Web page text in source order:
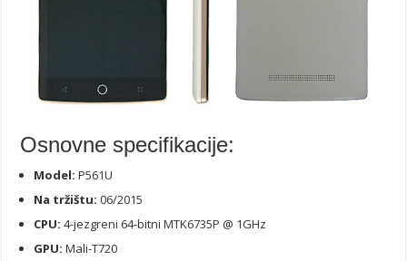
Osnovne specifikacije:
Model: P561U
Na tržištu: 06/2015
CPU: 4-jezgreni 64-bitni MTK6735P @ 1GHz
GPU: Mali-T720